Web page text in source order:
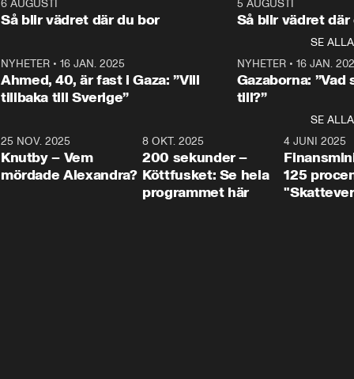
Rohwedder ställer
utbildnings- och
Mohamsson till svars.
Rohwedder ställer
statsminister Ulf Kristersson
Makten”. Se
Aftonbladets
Rohwedder
Thand Ring
6 AUGUSTI
Så blir vädret där du bor
5 AUGUSTI
Så blir vädret där
SE ALLA
NYHETER• 16 JAN. 2025
Ahmed, 40, är fast i Gaza: ”Vill
tillbaka till Sverige”
NYHETER• 16 JAN.
Gazaborna:
till?”
SE ALLA
31:05
25 NOV. 2025
Knutby – Vem
mördade Alexandra?
4:29
8 OKT. 2025
200 sekunder –
Köttfusket: Se hela
programmet här
4 JUNI 2025
125